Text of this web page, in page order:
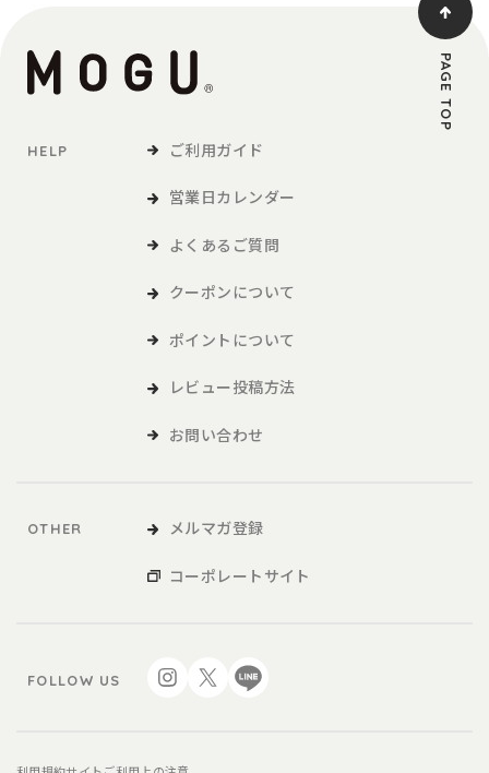
規約を変更することができます。この場合、当社は、本サイ
トへの掲載等の方法により、本規約を変更する旨、変更後の
本規約の内容および変更の効力発生日を利用者に通知しま
「利用者」とは、本サービスの閲覧または本サービスによる商品
の購入など、本サービスの利用を行う方をいいます。
および各種サービスをいい、販促品を含みます。。
1．利用者は、本規約に同意の上、本規約および当社が別途定める
ご利用ガイドなどに従い、本サービスを利用するものとしま
2．本サービスにおいては、登録希望者が本規約に同意の上、当社
の定める方法によって利用登録を申請し、当社がこれに対す
HELP ご利用ガイド
営業日カレンダー
よくあるご質問
クーポンについて
ポイントについて
レビュー投稿方法
お問い合わせ
OTHER メルマガ登録
コーポレートサイト
FOLLOW US
PAGE TOP